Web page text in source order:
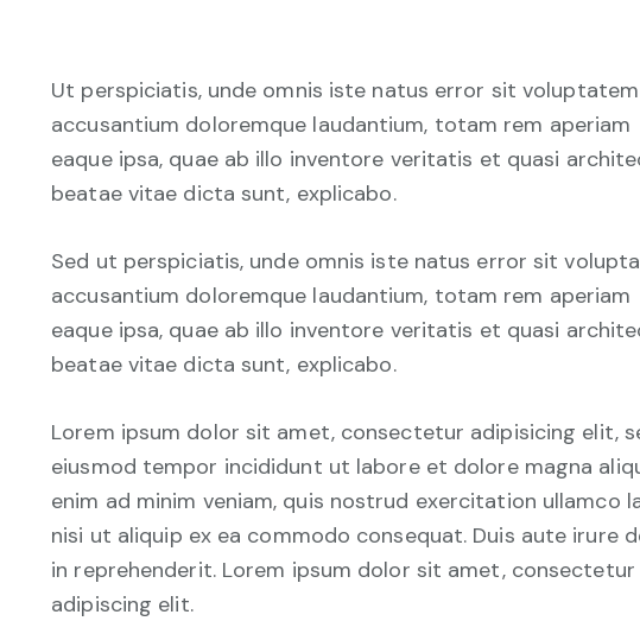
Ut perspiciatis, unde omnis iste natus error sit voluptatem
accusantium doloremque laudantium, totam rem aperiam
eaque ipsa, quae ab illo inventore veritatis et quasi
beatae vitae dicta sunt, explicabo.
Sed ut perspiciatis, unde omnis iste natus error sit
accusantium doloremque laudantium, totam rem aperiam
eaque ipsa, quae ab illo inventore veritatis et quasi
beatae vitae dicta sunt, explicabo.
Lorem ipsum dolor sit amet, consectetur adipisicing elit,
eiusmod tempor incididunt ut labore et dolore magna
enim ad minim veniam, quis nostrud exercitation ullamco
nisi ut aliquip ex ea commodo consequat. Duis aute irure
in reprehenderit. Lorem ipsum dolor sit amet, consectetur
adipiscing elit.